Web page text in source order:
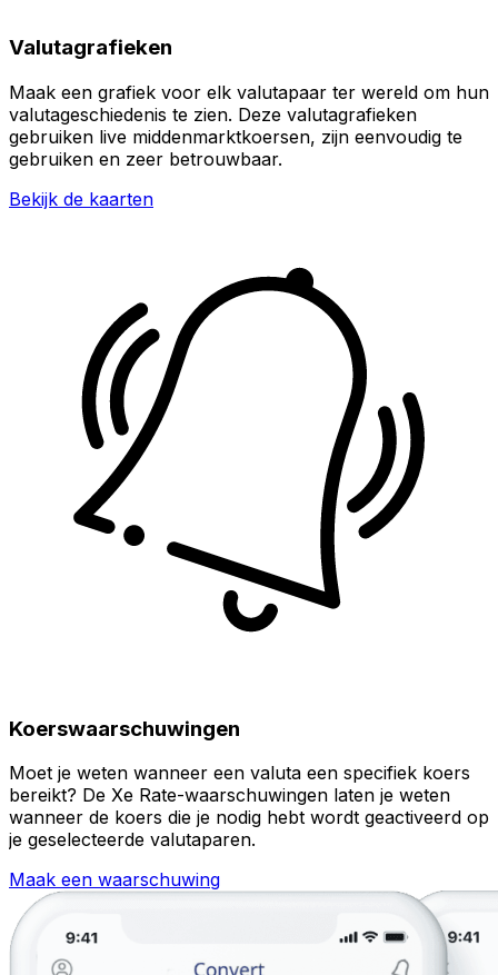
Valutagrafieken
Maak een grafiek voor elk valutapaar ter wereld om hun
valutageschiedenis te zien. Deze valutagrafieken
gebruiken live middenmarktkoersen, zijn eenvoudig te
gebruiken en zeer betrouwbaar.
Bekijk de kaarten
Koerswaarschuwingen
Moet je weten wanneer een valuta een specifiek koers
bereikt? De Xe Rate-waarschuwingen laten je weten
wanneer de koers die je nodig hebt wordt geactiveerd op
je geselecteerde valutaparen.
Maak een waarschuwing